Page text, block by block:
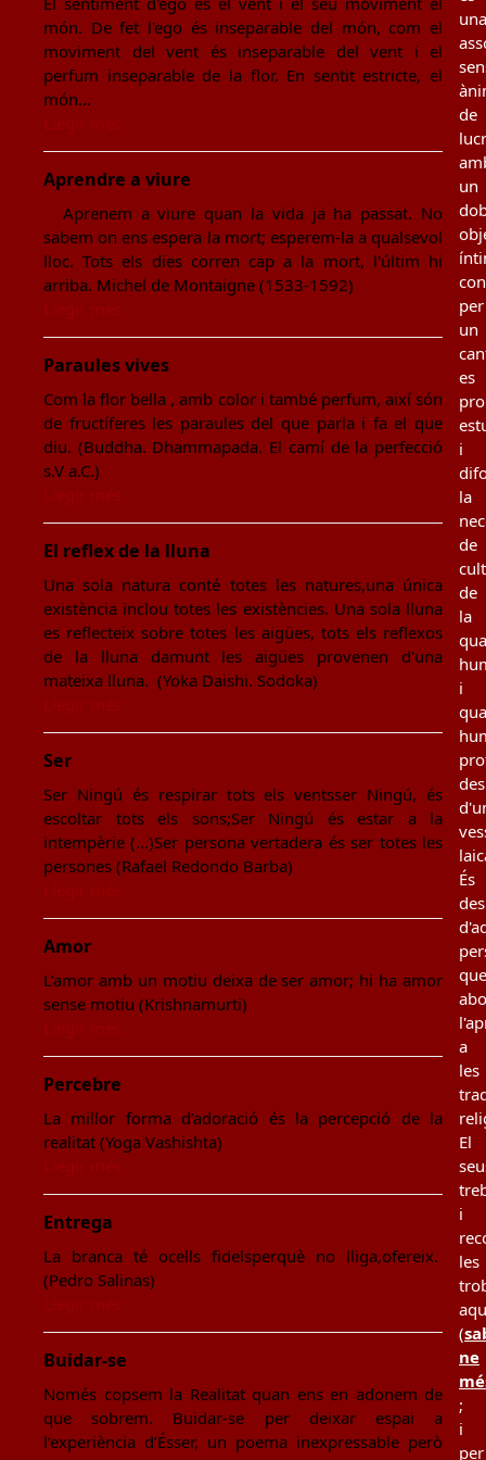
món. De fet l'ego és inseparable del món, com el
moviment del vent és inseparable del vent i el
perfum inseparable de la flor. En sentit estricte, el
món…
Aprendre a viure
Aprenem a viure quan la vida ja ha passat. No
sabem on ens espera la mort; esperem-la a qualsevol
lloc. Tots els dies corren cap a la mort, l'últim hi
arriba. Michel de Montaigne (1533-1592)
Paraules vives
Com la flor bella , amb color i també perfum, així són
de fructíferes les paraules del que parla i fa el que
diu. (Buddha. Dhammapada. El camí de la perfecció
s.V a.C.)
El reflex de la lluna
Una sola natura conté totes les natures,una única
existència inclou totes les existències. Una sola lluna
es reflecteix sobre totes les aigües, tots els reflexos
de la lluna damunt les aigües provenen d'una
mateixa lluna. (Yoka Daishi. Sodoka)
Ser
Ser Ningú és respirar tots els ventsser Ningú, és
escoltar tots els sons;Ser Ningú és estar a la
intempèrie (...)Ser persona vertadera és ser totes les
persones (Rafael Redondo Barba)
Amor
L’amor amb un motiu deixa de ser amor; hi ha amor
sense motiu (Krishnamurti)
Percebre
La millor forma d’adoració és la percepció de la
realitat (Yoga Vashishta)
Entrega
La branca té ocells fidelsperquè no lliga,ofereix.
(Pedro Salinas)
Buidar-se
Només copsem la Realitat quan ens en adonem de
que sobrem. Buidar-se per deixar espai a
l’experiència d’Ésser, un poema inexpressable però
una
de
un
per
un
es
i
la
de
de
la
i
des
És
des
que
a
les
El
i
les
(
ne
;
i
per